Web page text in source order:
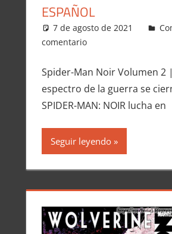
ESPAÑOL
7 de agosto de 2021
comentario
Spider-Man Noir Volumen 2
espectro de la guerra se
SPIDER-MAN: NOIR lucha en
Seguir leyendo